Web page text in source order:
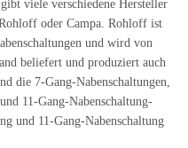
viele verschiedene Hersteller
oder Campa. Rohloff ist
und wird von
beliefert und produziert auch
die 7-Gang-Nabenschaltungen,
11-Gang-Nabenschaltung-
und 11-Gang-Nabenschaltung